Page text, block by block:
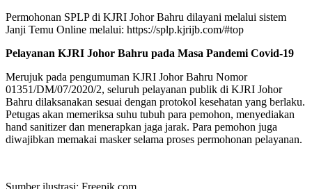
Permohonan SPLP di KJRI Johor Bahru dilayani melalui sistem
Janji Temu Online melalui: https://splp.kjrijb.com/#top
Pelayanan KJRI Johor Bahru pada Masa Pandemi Covid-19
Merujuk pada pengumuman KJRI Johor Bahru Nomor
01351/DM/07/2020/2, seluruh pelayanan publik di KJRI Johor
Bahru dilaksanakan sesuai dengan protokol kesehatan yang berlaku.
Petugas akan memeriksa suhu tubuh para pemohon, menyediakan
hand sanitizer dan menerapkan jaga jarak. Para pemohon juga
diwajibkan memakai masker selama proses permohonan pelayanan.
Sumber ilustrasi: Freepik.com